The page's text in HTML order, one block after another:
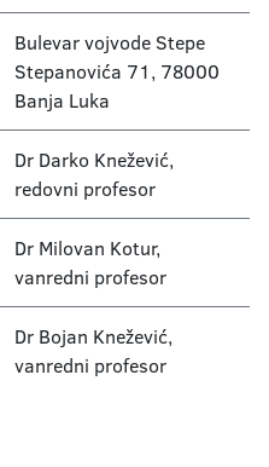
Bulevar vojvode Stepe
Stepanovića 71, 78000
Banja Luka
Dr Darko Knežević,
redovni profesor
Dr Milovan Kotur,
vanredni profesor
Dr Bojan Knežević,
vanredni profesor